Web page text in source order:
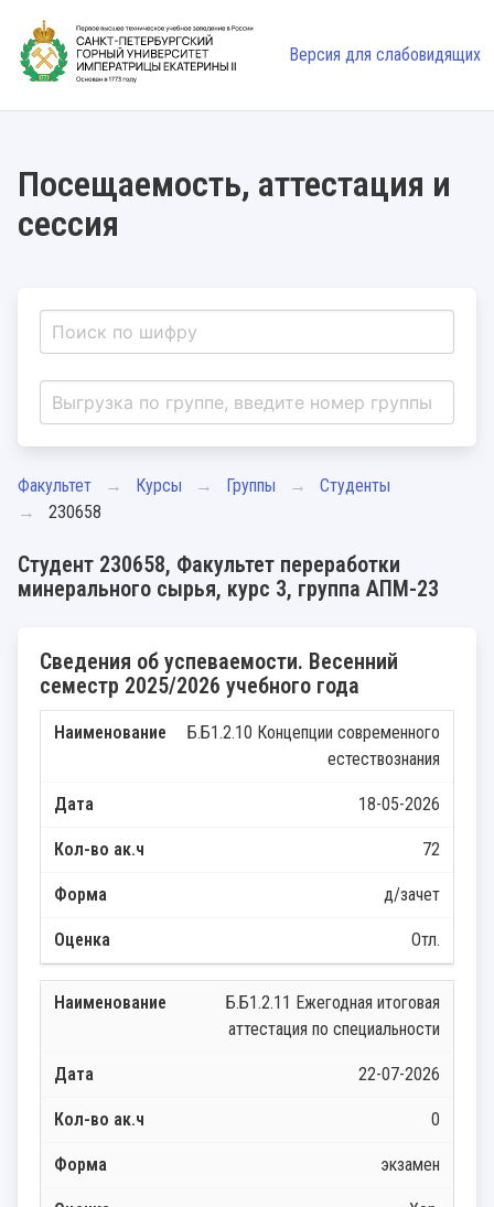
Версия для слабовидящих
Посещаемость, аттестация и
сессия
Факультет Курсы Группы
Студенты
230658
Студент 230658, Факультет переработки
минерального сырья, курс 3, группа АПМ-23
Сведения об успеваемости. Весенний
семестр 2025/2026 учебного года
Б.Б1.2.10 Концепции современного
естествознания
18-05-2026
72
д/зачет
Отл.
Б.Б1.2.11 Ежегодная итоговая
аттестация по специальности
22-07-2026
0
экзамен